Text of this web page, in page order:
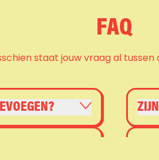
FAQ
staat jouw vraag al